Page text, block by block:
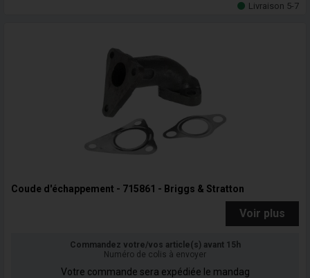
Livraison 5-7
Coude d'échappement - 715861 - Briggs & Stratton
Voir plus
Commandez votre/vos article(s) avant 15h
Numéro de colis à envoyer
Votre commande sera expédiée le mandag